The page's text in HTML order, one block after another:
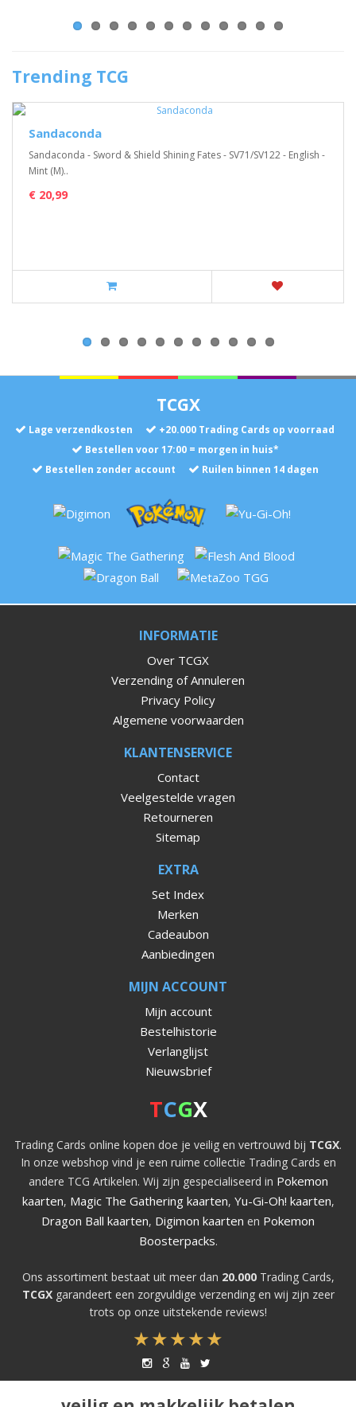
Trending TCG
Sandaconda
Sandaconda - Sword & Shield Shining Fates - SV71/SV122 - English -
Mint (M)..
€ 20,99
TCGX
Lage verzendkosten +20.000 Trading Cards op voorraad
Bestellen voor 17:00 = morgen in huis*
Bestellen zonder account
Ruilen binnen 14 dagen
INFORMATIE
Over TCGX
Verzending of Annuleren
Privacy Policy
Algemene voorwaarden
KLANTENSERVICE
Contact
Veelgestelde vragen
Retourneren
Sitemap
EXTRA
Set Index
Merken
Cadeaubon
Aanbiedingen
MIJN ACCOUNT
Mijn account
Bestelhistorie
Verlanglijst
Nieuwsbrief
TCGX
Trading Cards online kopen doe je veilig en vertrouwd bij TCGX.
In onze webshop vind je een ruime collectie Trading Cards en
andere TCG Artikelen. Wij zijn gespecialiseerd in Pokemon
kaarten, Magic The Gathering kaarten, Yu-Gi-Oh! kaarten,
Dragon Ball kaarten, Digimon kaarten en Pokemon
Boosterpacks.
Ons assortiment bestaat uit meer dan 20.000Trading Cards,
TCGXgarandeert een zorgvuldige verzending en wij zijn zeer
trots op onze uitstekende reviews!